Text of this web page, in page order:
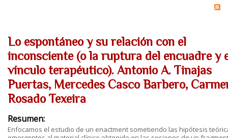
Lo espontáneo y su relación con el
inconsciente (o la ruptura del encuadre y
vínculo terapéutico). Antonio A. Tinajas
Puertas, Mercedes Casco Barbero,
Rosado Texeira
Resumen:
Enfocamos el estudio de un enactment sometiendo las hipótesis